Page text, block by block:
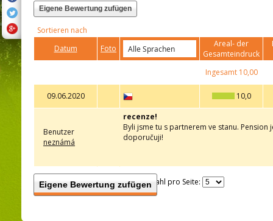
Eigene Bewertung zufügen
Sortieren nach
Datum
Foto
Areal- der
Gesamteindruck
Ingesamt10,00
09.06.2020 10,0
Benutzer
neznámá
recenze!
Byli jsme tu s partnerem ve stanu.
doporučuji!
Eigene Bewertung zufügenAnzahl pro Seite: